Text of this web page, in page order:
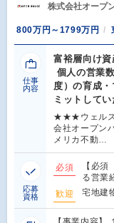
株式会社オープ
800万円～1799万円
仕事
内容
富裕層向け資
個人の営業
度）の育成
ミットしてい
★★★ウェルス
会社オープン
メリカ不動…
応募
資格
必須
【必
る営業
歓迎
宅地建